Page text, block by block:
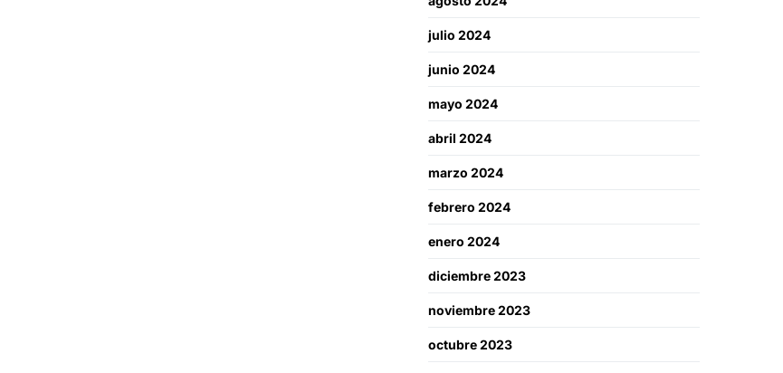
julio 2024
junio 2024
mayo 2024
abril 2024
marzo 2024
febrero 2024
enero 2024
diciembre 2023
noviembre 2023
octubre 2023